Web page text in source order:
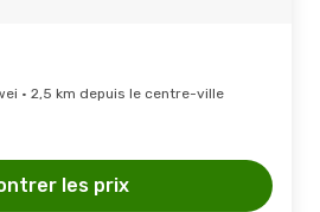
· 2,5 km depuis le centre-ville
les prix